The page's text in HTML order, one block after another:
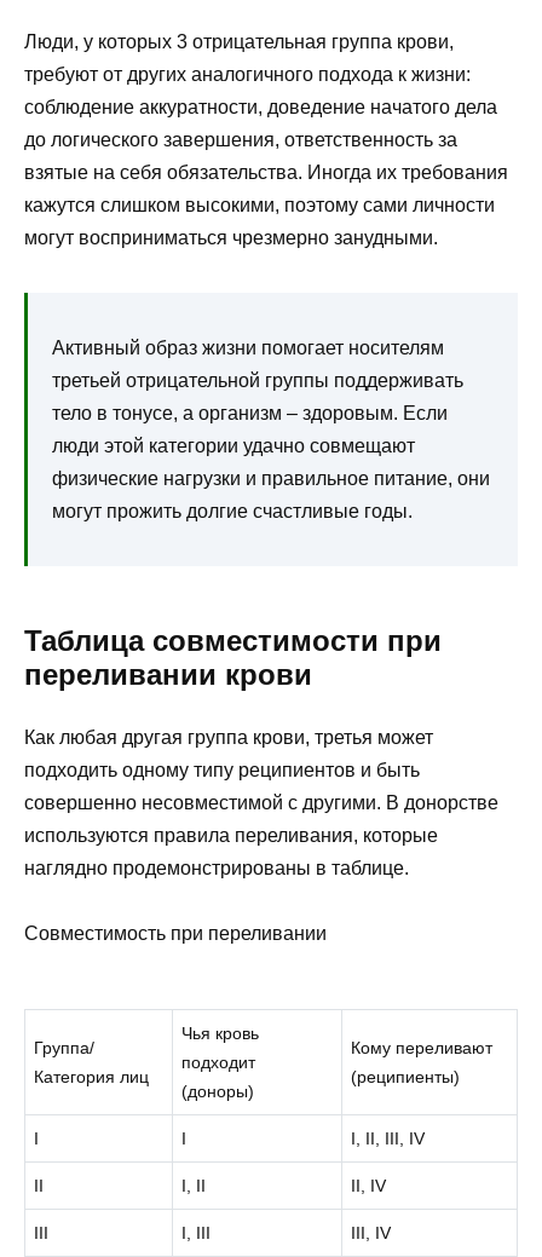
Люди, у которых 3 отрицательная группа крови,
требуют от других аналогичного подхода к жизни:
соблюдение аккуратности, доведение начатого дела
до логического завершения, ответственность за
взятые на себя обязательства. Иногда их требования
кажутся слишком высокими, поэтому сами личности
могут восприниматься чрезмерно занудными.
Активный образ жизни помогает носителям
третьей отрицательной группы поддерживать
тело в тонусе, а организм – здоровым. Если
люди этой категории удачно совмещают
физические нагрузки и правильное питание, они
могут прожить долгие счастливые годы.
Таблица совместимости при
переливании крови
Как любая другая группа крови, третья может
подходить одному типу реципиентов и быть
совершенно несовместимой с другими. В донорстве
используются правила переливания, которые
наглядно продемонстрированы в таблице.
Совместимость при переливании
Группа/
Категория лиц
Чья кровь
подходит
(доноры)
Кому переливают
(реципиенты)
I I I, II, III, IV
II I, II II, IV
III I, III III, IV